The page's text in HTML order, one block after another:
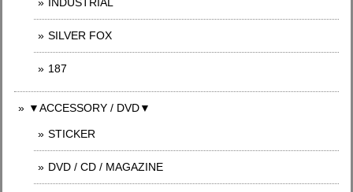
SILVER FOX
187
▼ACCESSORY / DVD▼
STICKER
DVD / CD / MAGAZINE